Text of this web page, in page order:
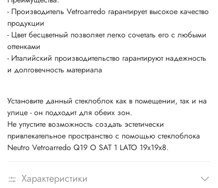
- Производитель Vetroarredo гарантирует высокое качество
продукции
- Цвет бесцветный позволяет легко сочетать его с любыми
оттенками
- Италийский производительство гарантируют надежность
и долговечность материала
Установите данный стеклоблок как в помещении, так и на
улице - он подходит для обеих зон.
Не упустите возможность создать эстетически
привлекательное пространство с помощью стеклоблока
Neutro Vetroarredo Q19 O SAT 1 LATO 19x19x8.
Характеристики